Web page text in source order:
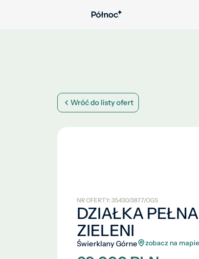
Wróć do listy ofert
NR OFERTY: 35430/3877/OGS
DZIAŁKA PEŁNA
ZIELENI
Świerklany Górne zobacz na mapie